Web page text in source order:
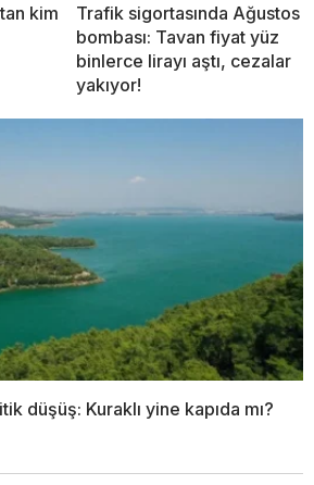
kim
Trafik sigortasında Ağustos
bombası: Tavan fiyat yüz
binlerce lirayı aştı, cezalar
yakıyor!
düşüş: Kuraklı yine kapıda mı?